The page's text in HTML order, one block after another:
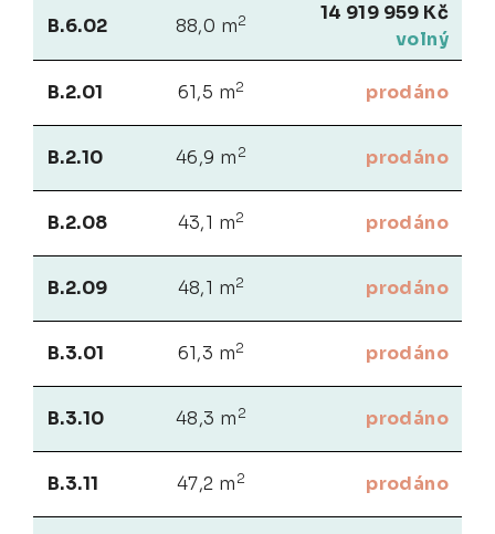
B.6.02 88,0 m2
14 919 959 Kč
volný
B.2.01 61,5 m2 prodáno
B.2.10 46,9 m 2 prodáno
B.2.08 43,1 m2 prodáno
B.2.09 48,1 m2 prodáno
B.3.01 61,3 m2 prodáno
B.3.10 48,3 m 2 prodáno
B.3.11 47,2 m 2 prodáno